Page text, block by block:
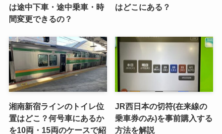
は途中下車・途中乗車・時
間変更できるの？
はどこにある？
湘南新宿ラインのトイレ位
置はどこ？何号車にあるか
を10両・15両のケースで紹
JR西日本の切符(在来線の
乗車券のみ)を事前購入する
方法を解説